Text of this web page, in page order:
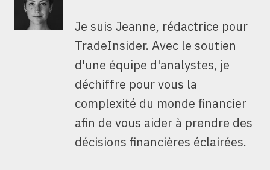
Je suis Jeanne, rédactrice pour
TradeInsider. Avec le soutien
d'une équipe d'analystes, je
déchiffre pour vous la
complexité du monde financier
afin de vous aider à prendre des
décisions financières éclairées.